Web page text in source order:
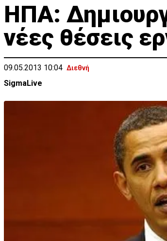
HΠΑ:
νέες θέσεις
09.05.2013 10:04 Διεθνή
SigmaLive